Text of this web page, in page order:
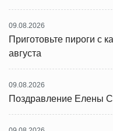
09.08.2026
Приготовьте пироги с
августа
09.08.2026
Поздравление Елены